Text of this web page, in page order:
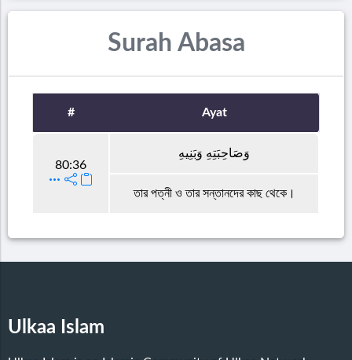
Surah Abasa
# Ayat
80:36
وَصَاحِبَتِهِ وَبَنِيهِ
তার পত্নী ও তার সন্তানদের কাছ থেকে।
Ulkaa Islam